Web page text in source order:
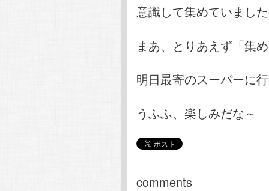
意識して集めていまし
まあ、とりあえず「集
明日最寄のスーパーに
うふふ、楽しみだな～
comments